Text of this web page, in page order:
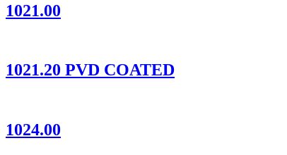
1021.00
1021.20 PVD COATED
1024.00